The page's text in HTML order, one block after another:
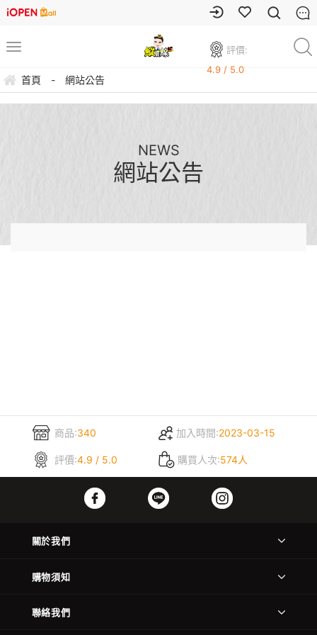
評價:
4.9 / 5.0
首頁 - 網站公告
NEWS
網站公告
商品:340 加入時間:2023-03-15
評價:4.9 / 5.0 購買人次:574人
關於我們
購物須知
聯絡我們